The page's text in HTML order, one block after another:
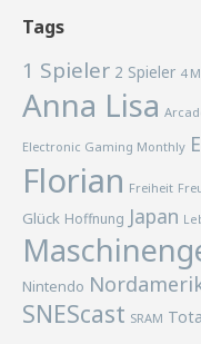
Tags
1 Spieler 2 Spieler 4
Anna Lisa
Electronic Gaming Monthly
Florian Freiheit
Glück Hoffnung Japan
Nintendo
SNEScast SRAM